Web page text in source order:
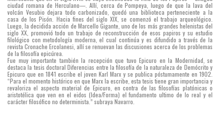
ciudad romana de Herculano—. Allí, cerca de Pompeya, luego de que la lava del
volcán Vesubio dejara todo carbonizado, quedó una biblioteca perteneciente a la
casa de los Pisón. Hacia fines del siglo XIX, se comenzó el trabajo arqueológico.
Luego, la decidida acción de Marcello Gigante, uno de los más grandes helenistas del
siglo XX, promovió todo un trabajo de reconstrucción de esos papiros y su estudio
filológico con metodología moderna, el cual continúa y es difundido a través de la
revista Cronache Ercolanesi, allí se renuevan las discusiones acerca de los problemas
de la filosofía epicúrea.
Fue muy importante también la recepción que tuvo Epicuro en la Modernidad, se
destaca la tesis doctoral Diferencias entre la filosofía de la naturaleza de Demócrito y
Epicuro que en 1841 escribe el joven Karl Marx y se publica póstumamente en 1902.
“Para el momento histórico en que Marx la escribe, esta tesis tiene gran importancia y
revaloriza el aspecto material de Epicuro, en contra de las filosofías platónicas o
aristotélica que ven en el eidos (Idea/Forma) el fundamento ultimo de lo real y el
carácter filosófico no determinista.” subraya Navarro.